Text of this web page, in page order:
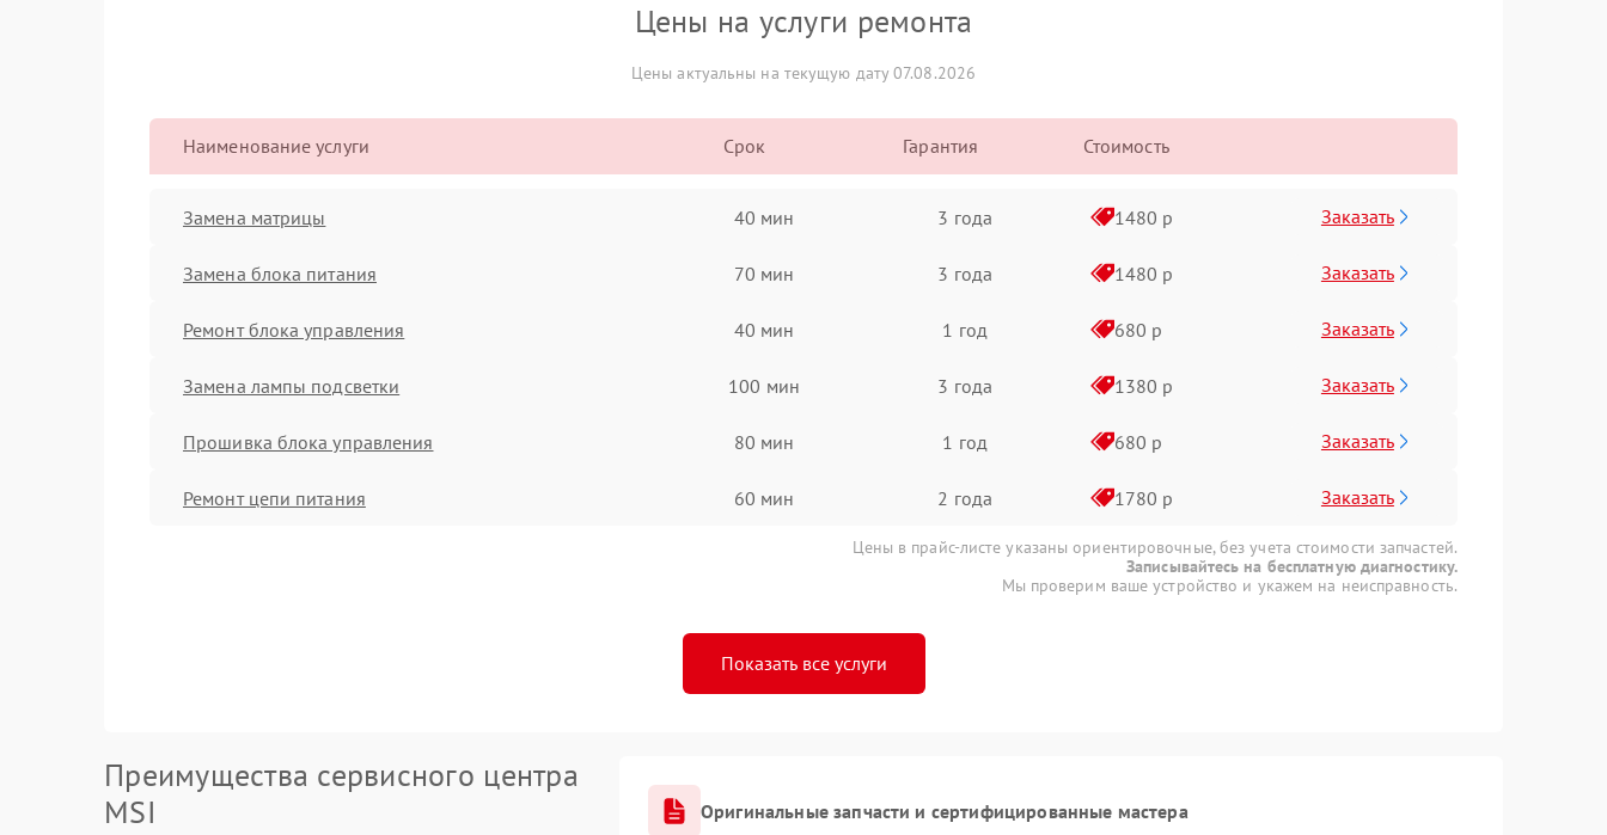
Цены на услуги ремонта
Цены актуальны на текущую дату 07.08.2026
Наименование услуги Срок Гарантия Стоимость
Замена матрицы 40 мин 3 года 1480 р Заказать
Замена блока питания 70 мин 3 года 1480 р Заказать
Ремонт блока управления 40 мин 1 год 680 р Заказать
Замена лампы подсветки 100 мин 3 года 1380 р Заказать
Прошивка блока управления 80 мин 1 год 680 р Заказать
Ремонт цепи питания 60 мин 2 года 1780 р Заказать
Цены в прайс-листе указаны ориентировочные, без учета стоимости запчастей.
Записывайтесь на бесплатную диагностику.
Мы проверим ваше устройство и укажем на неисправность.
Показать все услуги
Преимущества сервисного центра
MSI
Оригинальные запчасти и сертифицированные мастера